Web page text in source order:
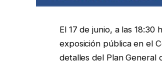
El 17 de junio, a las
exposición pública en el
detalles del Plan General